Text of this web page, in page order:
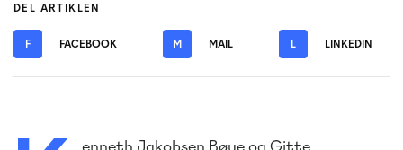
DEL ARTIKLEN
F FACEBOOK M MAIL L LINKEDIN